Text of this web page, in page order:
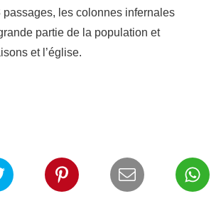
passages, les colonnes infernales
partie de la population et
et l’église.